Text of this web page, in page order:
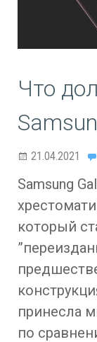
Что
21.04.2021
Samsung
который
принесла
по